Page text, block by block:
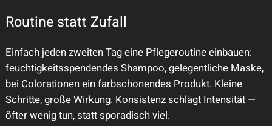
Routine statt Zufall
Einfach jeden zweiten Tag eine Pflegeroutine einbauen:
feuchtigkeitsspendendes Shampoo, gelegentliche Maske,
bei Colorationen ein farbschonendes Produkt. Kleine
Schritte, große Wirkung. Konsistenz schlägt Intensität —
öfter wenig tun, statt sporadisch viel.